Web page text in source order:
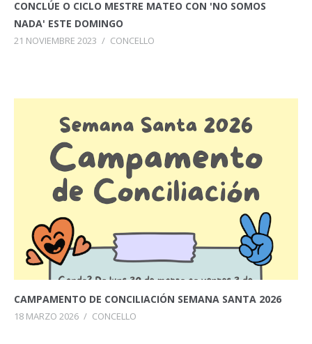
CONCLÚE O CICLO MESTRE MATEO CON 'NO SOMOS
NADA' ESTE DOMINGO
21 NOVIEMBRE 2023 / CONCELLO
CAMPAMENTO DE CONCILIACIÓN SEMANA SANTA 2026
18 MARZO 2026 / CONCELLO